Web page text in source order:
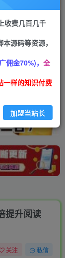
下载
Down
提升阅读
关注 私信
收费几百几千
源码等资源，
佣金70%)， 全
一样的知识付费
加盟当站长